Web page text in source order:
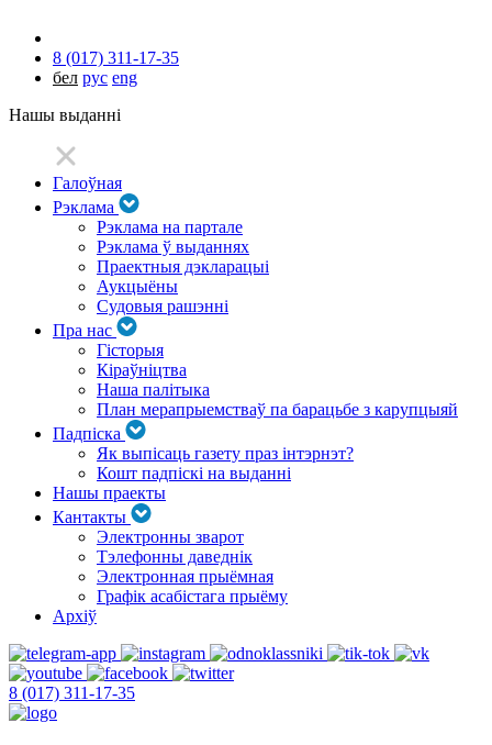
8 (017) 311-17-35
бел рус eng
Нашы выданні
Галоўная
Рэклама
Рэклама на партале
Рэклама ў выданнях
Праектныя дэкларацыі
Аукцыёны
Судовыя рашэнні
Пра нас
Гісторыя
Кіраўніцтва
Наша палітыка
План мерапрыемстваў па барацьбе з карупцыяй
Падпіска
Як выпісаць газету праз інтэрнэт?
Кошт падпіскі на выданні
Нашы праекты
Кантакты
Электронны зварот
Тэлефонны даведнік
Электронная прыёмная
Графік асабістага прыёму
Архіў
8 (017) 311-17-35